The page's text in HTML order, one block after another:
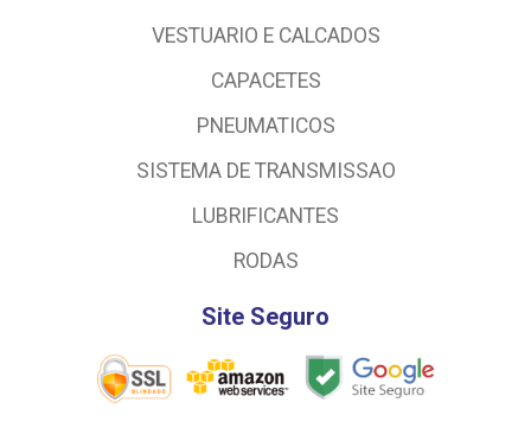
VESTUARIO E CALCADOS
CAPACETES
PNEUMATICOS
SISTEMA DE TRANSMISSAO
LUBRIFICANTES
RODAS
Site Seguro